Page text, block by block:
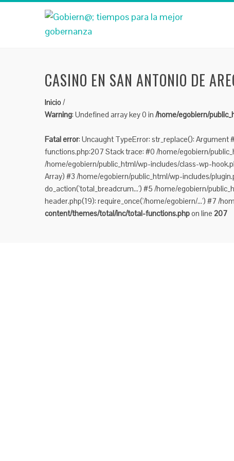
CASINO EN SAN ANTONIO DE
Inicio /
Warning: Undefined array key 0 in /home/egobiern/
Fatal error: Uncaught TypeError: str_replace():
functions.php:207 Stack trace: #0 /home/egobiern/
/home/egobiern/public_html/wp-includes/class-wp-
Array) #3 /home/egobiern/public_html/wp-includes/
do_action('total_breadcrum...') #5 /home/egobiern/
header.php(19): require_once('/home/egobiern/...') #7 /
content/themes/total/inc/total-functions.phpon line 207